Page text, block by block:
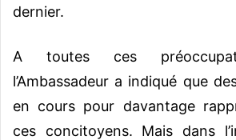
dernier.
A toutes ces
l’Ambassadeur a indiqué que
en cours pour davantage
ces concitoyens. Mais dans